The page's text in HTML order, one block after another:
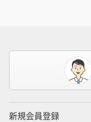
新規会員登録